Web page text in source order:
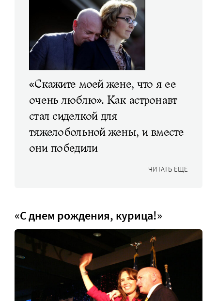
«Скажите моей жене, что я ее
очень люблю». Как астронавт
стал сиделкой для
тяжелобольной жены, и вместе
они победили
ЧИТАТЬ ЕЩЕ
«С днем рождения, курица!»